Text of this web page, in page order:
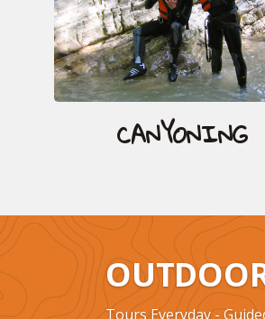
CANYONING
Tours Everyday -